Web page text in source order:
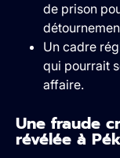
de prison
Un cadre
qui pourrait
affaire.
Une fraude
révélée à